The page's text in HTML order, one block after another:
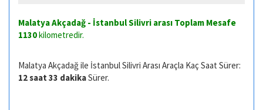
Malatya Akçadağ - İstanbul Silivri arası Toplam Mesafe
1130kilometredir.
Malatya Akçadağ ile İstanbul Silivri Arası Araçla Kaç Saat Sürer:
12 saat 33 dakikaSürer.